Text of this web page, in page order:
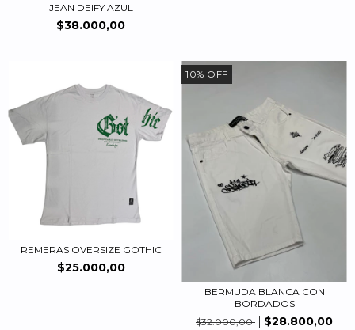
JEAN DEIFY AZUL
$38.000,00
REMERAS OVERSIZE GOTHIC
$25.000,00
10% OFF
BERMUDA BLANCA CON
BORDADOS
$32.000,00
$28.800,00